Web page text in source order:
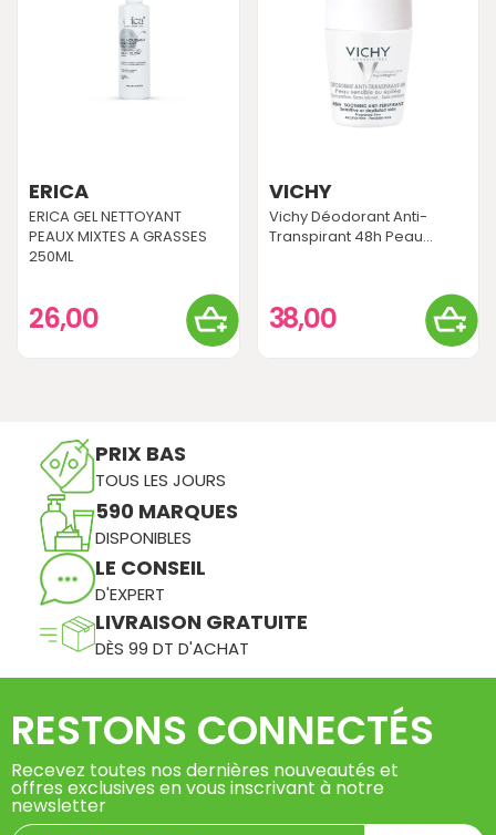
ERICA
ERICA GEL NETTOYANT
PEAUX MIXTES A GRASSES
250ML
26,00
VICHY
Vichy Déodorant Anti-
Transpirant 48h Peau...
38,00
PRIX BAS
TOUS LES JOURS
590 MARQUES
DISPONIBLES
LE CONSEIL
D'EXPERT
LIVRAISON GRATUITE
DÈS 99 DT D'ACHAT
RESTONS CONNECTÉS
Recevez toutes nos dernières nouveautés et
offres exclusives en vous inscrivant à notre
newsletter